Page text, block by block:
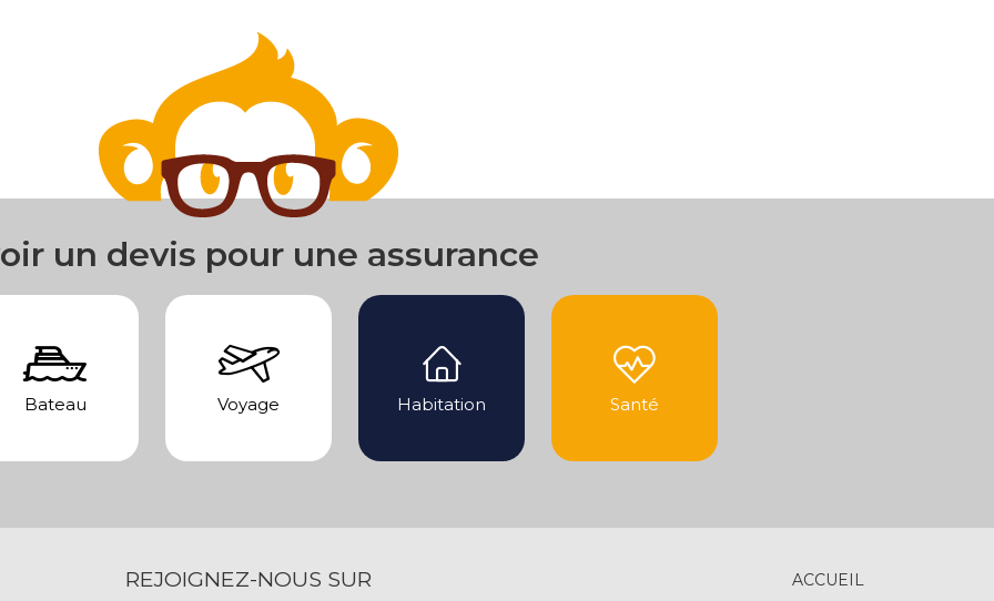
un devis pour une assurance
Bateau Voyage Habitation Santé
REJOIGNEZ-NOUS SUR
ACCUEIL